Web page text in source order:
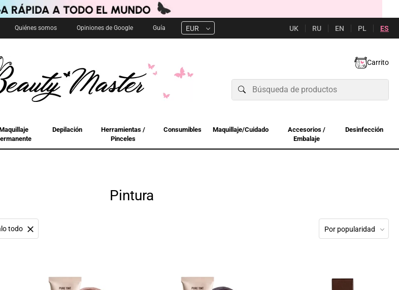
Quiénes somos Opiniones de Google Guía EUR UK RU EN PL ES
Carrito
Depilación
Herramientas /
Pinceles
Consumibles Maquillaje/Cuidado
Accesorios /
Embalaje
Desinfección
Pintura
Por popularidad
todo